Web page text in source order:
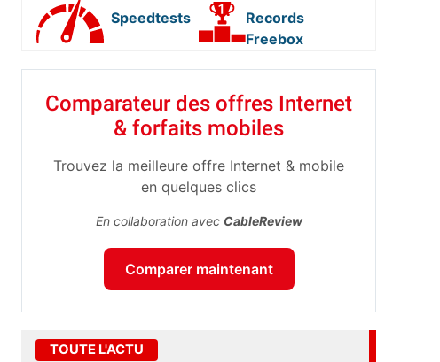
Speedtests
Records
Freebox
Comparateur des offres Internet
& forfaits mobiles
Trouvez la meilleure offre Internet & mobile
en quelques clics
En collaboration avec CableReview
Comparer maintenant
TOUTE L'ACTU